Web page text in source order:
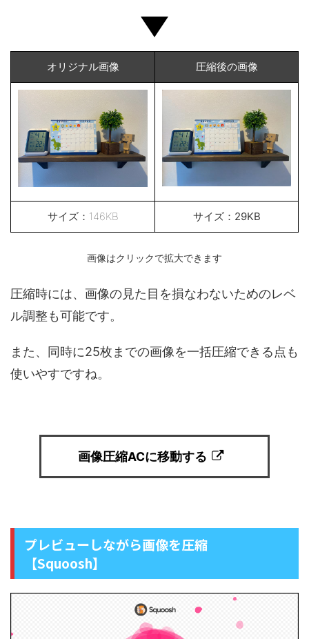
オリジナル画像 圧縮後の画像
サイズ：146KB サイズ：29KB
画像はクリックで拡大できます
圧縮時には、画像の見た目を損なわないためのレベ
ル調整も可能です。
また、同時に25枚までの画像を一括圧縮できる点も
使いやすですね。
画像圧縮ACに移動する
プレビューしながら画像を圧縮
【Squoosh】